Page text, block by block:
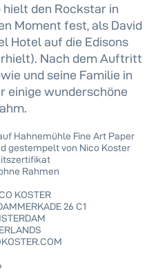
den Rockstar in
Moment fest, als David
Hotel auf die Edisons
Nach dem Auftritt
und seine Familie in
einige wunderschöne
Hahnemühle Fine Art Paper
gestempelt von Nico Koster
Rahmen
KOSTER
26 C1